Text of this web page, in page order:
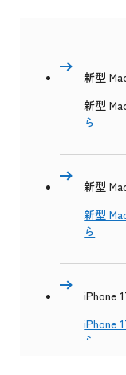
新型
新型
ら
新型
新型
ら
iPhone
iPhone
ら